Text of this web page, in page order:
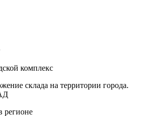
склада на территории города.